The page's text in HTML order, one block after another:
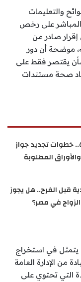
والتعليمات
المباشر على رخص
إقرار صادر من
موضحة أن دور
يقتصر فقط على
صحة مستندات
خطوات تجديد جواز
المطلوبة
قبل الفرح.. هل يجوز
في مصر؟
يتمثل في استخراج
من الإدارة العامة
التي تحتوي على